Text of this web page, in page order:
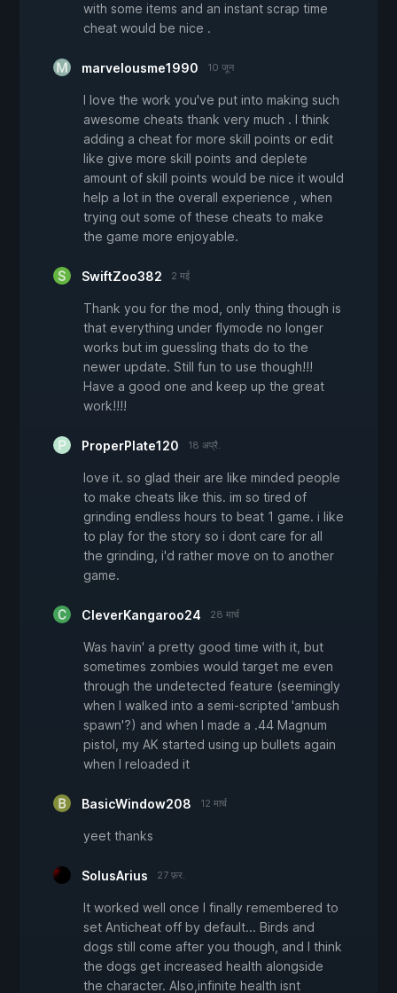
with some items and an instant scrap time
cheat would be nice .
marvelousme1990 10 जून
I love the work you've put into making such
awesome cheats thank very much . I think
adding a cheat for more skill points or edit
like give more skill points and deplete
amount of skill points would be nice it would
help a lot in the overall experience , when
trying out some of these cheats to make
the game more enjoyable.
SwiftZoo382 2 मई
Thank you for the mod, only thing though is
that everything under flymode no longer
works but im guessling thats do to the
newer update. Still fun to use though!!!
Have a good one and keep up the great
work!!!!
ProperPlate120 18 अप्रै.
love it. so glad their are like minded people
to make cheats like this. im so tired of
grinding endless hours to beat 1 game. i like
to play for the story so i dont care for all
the grinding, i'd rather move on to another
game.
CleverKangaroo24 28 मार्च
Was havin' a pretty good time with it, but
sometimes zombies would target me even
through the undetected feature (seemingly
when I walked into a semi-scripted 'ambush
spawn'?) and when I made a .44 Magnum
pistol, my AK started using up bullets again
when I reloaded it
BasicWindow208 12 मार्च
yeet thanks
SolusArius 27 फ़र.
It worked well once I finally remembered to
set Anticheat off by default... Birds and
dogs still come after you though, and I think
the dogs get increased health alongside
the character. Also,infinite health isnt